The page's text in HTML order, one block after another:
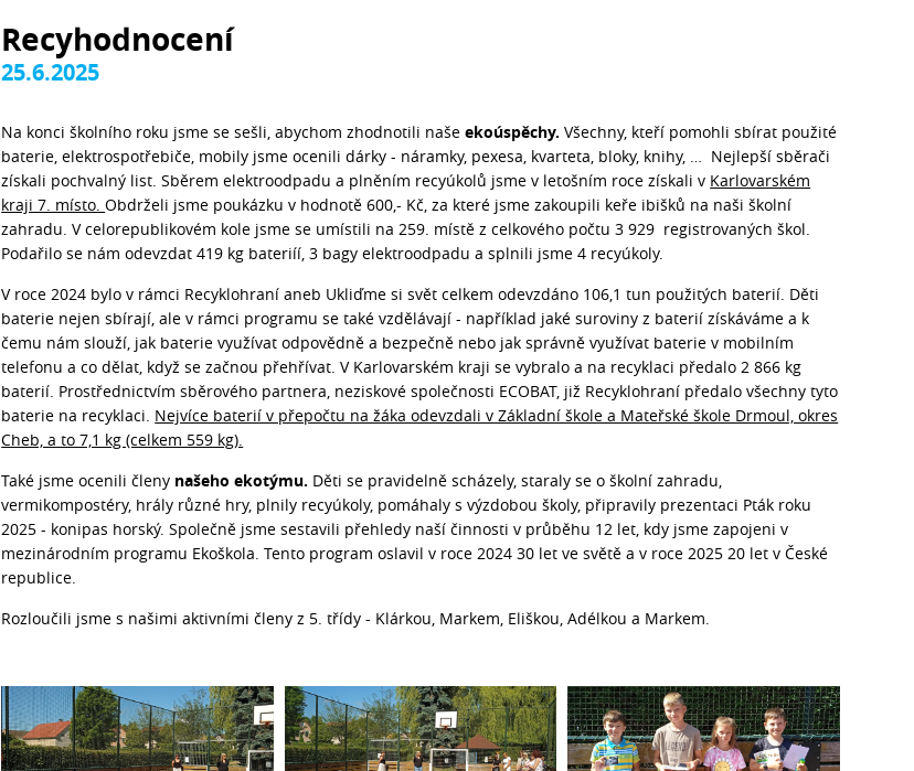
Recyhodnocení
25.6.2025
Na konci školního roku jsme se sešli, abychom zhodnotili našeekoúspěchy.Všechny, kteří pomohli sbírat použité
baterie, elektrospotřebiče, mobily jsme ocenili dárky - náramky, pexesa, kvarteta, bloky, knihy, … Nejlepší sběrači
získali pochvalný list. Sběrem elektroodpadu a plněním recyúkolů jsme v letošním roce získali v Karlovarském
kraji 7. místo.Obdrželi jsme poukázku v hodnotě 600,- Kč, za které jsme zakoupili keře ibišků na naši školní
zahradu. V celorepublikovém kole jsme se umístili na 259. místě z celkového počtu 3 929 registrovaných škol.
Podařilo se nám odevzdat 419 kg bateriíí, 3 bagy elektroodpadu a splnili jsme 4 recyúkoly.
V roce 2024 bylo v rámci Recyklohraní aneb Ukliďme si svět celkem odevzdáno 106,1 tun použitých baterií. Děti
baterie nejen sbírají, ale v rámci programu se také vzdělávají - například jaké suroviny z baterií získáváme a k
čemu nám slouží, jak baterie využívat odpovědně a bezpečně nebo jak správně využívat baterie v mobilním
telefonu a co dělat, když se začnou přehřívat. V Karlovarském kraji se vybralo a na recyklaci předalo 2 866 kg
baterií. Prostřednictvím sběrového partnera, neziskové společnosti ECOBAT, již Recyklohraní předalo všechny tyto
baterie na recyklaci. Nejvíce baterií v přepočtu na žáka odevzdali v Základní škole a Mateřské škole Drmoul, okres
Cheb, a to 7,1 kg (celkem 559 kg).
Také jsme ocenili členy našeho ekotýmu. Děti se pravidelně scházely, staraly se o školní zahradu,
vermikompostéry, hrály různé hry, plnily recyúkoly, pomáhaly s výzdobou školy, připravily prezentaci Pták roku
2025 - konipas horský. Společně jsme sestavili přehledy naší činnosti v průběhu 12 let, kdy jsme zapojeni v
mezinárodním programu Ekoškola. Tento program oslavil v roce 2024 30 let ve světě a v roce 2025 20 let v České
republice.
Rozloučili jsme s našimi aktivními členy z 5. třídy - Klárkou, Markem, Eliškou, Adélkou a Markem.